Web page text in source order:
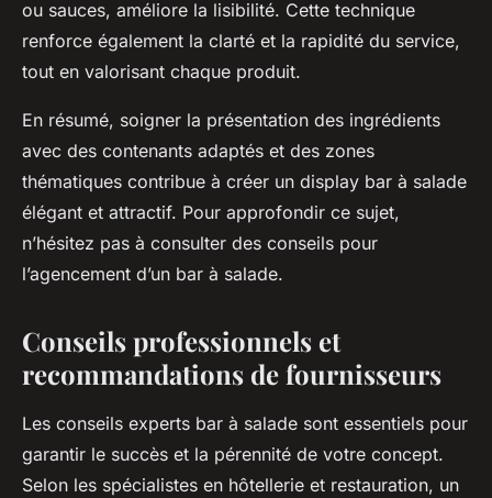
ou sauces, améliore la lisibilité. Cette technique
renforce également la clarté et la rapidité du service,
tout en valorisant chaque produit.
En résumé, soigner la présentation des ingrédients
avec des contenants adaptés et des zones
thématiques contribue à créer un display bar à salade
élégant et attractif. Pour approfondir ce sujet,
n’hésitez pas à consulter des conseils pour
l’agencement d’un bar à salade.
Conseils professionnels et
recommandations de fournisseurs
Les conseils experts bar à salade sont essentiels pour
garantir le succès et la pérennité de votre concept.
Selon les spécialistes en hôtellerie et restauration, un